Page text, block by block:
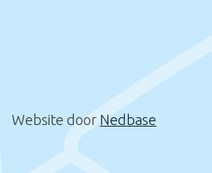
Website door Nedbase